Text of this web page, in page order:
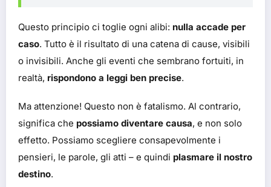
Questo principio ci toglie ogni alibi: nulla accade per
caso. Tutto è il risultato di una catena di cause, visibili
o invisibili. Anche gli eventi che sembrano fortuiti, in
realtà, rispondono a leggi ben precise.
Ma attenzione! Questo non è fatalismo. Al contrario,
significa che possiamo diventare causa, e non solo
effetto. Possiamo scegliere consapevolmente i
pensieri, le parole, gli atti – e quindi plasmare il nostro
destino.